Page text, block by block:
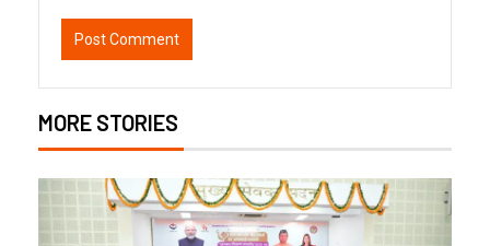
MORE STORIES